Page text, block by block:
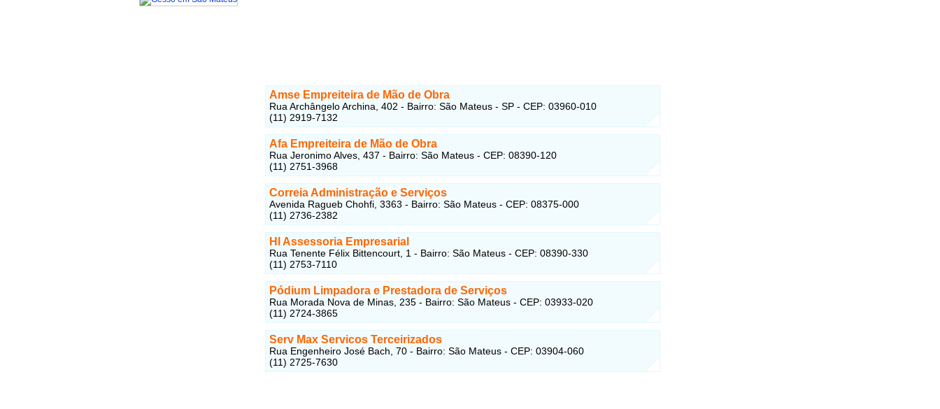
Amse Empreiteira de Mão de Obra
Rua Archângelo Archina, 402 - Bairro: São Mateus - SP - CEP: 03960-010
(11) 2919-7132
Afa Empreiteira de Mão de Obra
Rua Jeronimo Alves, 437 - Bairro: São Mateus - CEP: 08390-120
(11) 2751-3968
Correia Administração e Serviços
Avenida Ragueb Chohfi, 3363 - Bairro: São Mateus - CEP: 08375-000
(11) 2736-2382
Hl Assessoria Empresarial
Rua Tenente Félix Bittencourt, 1 - Bairro: São Mateus - CEP: 08390-330
(11) 2753-7110
Pódium Limpadora e Prestadora de Serviços
Rua Morada Nova de Minas, 235 - Bairro: São Mateus - CEP: 03933-020
(11) 2724-3865
Serv Max Servicos Terceirizados
Rua Engenheiro José Bach, 70 - Bairro: São Mateus - CEP: 03904-060
(11) 2725-7630